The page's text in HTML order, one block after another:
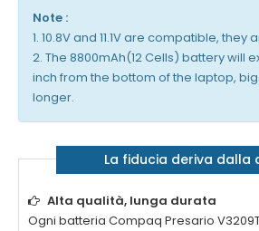
Note :
1. 10.8V and 11.1V are compatible,
2. The 8800mAh(12 Cells) battery will
inch from the bottom of the laptop,
longer.
La fiducia deriva dalla
Alta qualità, lunga durata
Ogni batteria Compaq Presario